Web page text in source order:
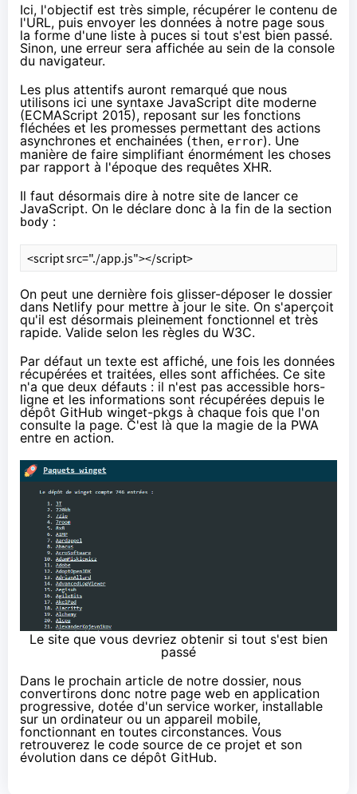
Ici, l'objectif est très simple, récupérer le contenu de
l'URL, puis envoyer les données à notre page sous
la forme d'une liste à puces si tout s'est bien passé.
Sinon, une erreur sera affichée au sein de la console
du navigateur.
Les plus attentifs auront remarqué que nous
utilisons ici une syntaxe JavaScript dite moderne
(ECMAScript 2015), reposant surles fonctions
fléchées et les promesses permettant des actions
asynchrones et enchainées (then, error). Une
manière de faire simplifiant énormément les choses
par rapport à l'époque des requêtes XHR.
Il faut désormais dire à notre site de lancer ce
JavaScript. On le déclare donc à la fin de la section
body :
<script src="./app.js"></script>
On peut une dernière fois glisser-déposer le dossier
dans Netlify pour mettre à jour le site. On s'aperçoit
qu'il est désormais pleinement fonctionnel et très
rapide. Valide selon les règles du W3C.
Par défaut un texte est affiché, une fois les données
récupérées et traitées, elles sont affichées. Ce site
n'a que deux défauts : il n'est pas accessible hors-
ligne et les informations sont récupérées depuis le
dépôt GitHub winget-pkgs à chaque fois que l'on
consulte la page. C'est là que la magie de la PWA
entre en action.
Le site que vous devriez obtenir si tout s'est bien
passé
Dans le prochain article de notre dossier, nous
convertirons donc notre page web en application
progressive, dotée d'un service worker, installable
sur un ordinateur ou un appareil mobile,
fonctionnant en toutes circonstances. Vous
retrouverez le code source de ce projet et son
évolution dans ce dépôt GitHub.